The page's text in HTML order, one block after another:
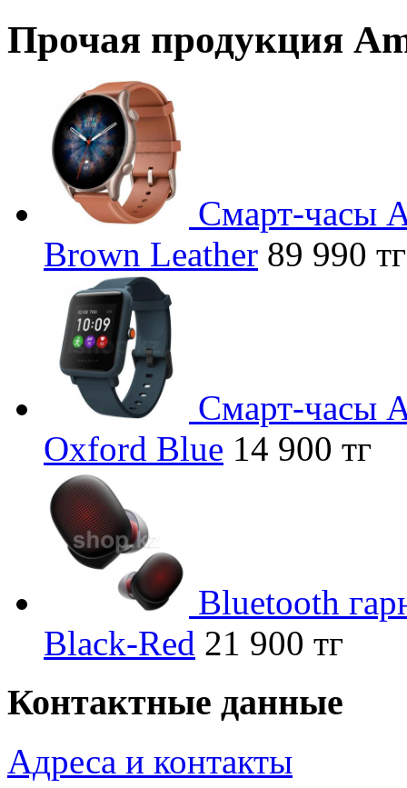
Прочая продукция
Смарт-часы
Brown Leather 89 990 тг
Смарт-часы
Oxford Blue 14 900 тг
Bluetooth
Black-Red 21 900 тг
Контактные данные
Адреса и контакты